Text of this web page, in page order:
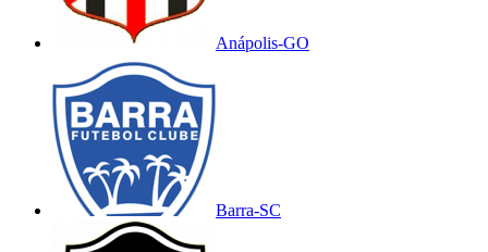
Anápolis-GO
Barra-SC